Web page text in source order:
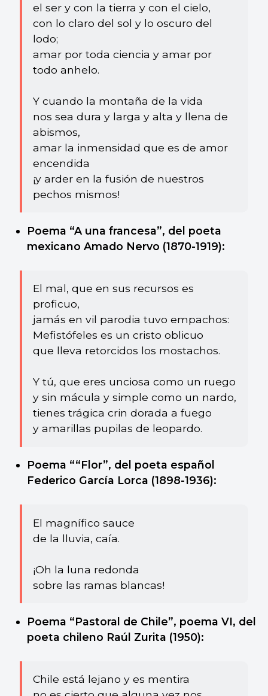
el ser y con la tierra y con el cielo,
con lo claro del sol y lo oscuro del
lodo;
amar por toda ciencia y amar por
todo anhelo.
Y cuando la montaña de la vida
nos sea dura y larga y alta y llena de
abismos,
amar la inmensidad que es de amor
encendida
¡y arder en la fusión de nuestros
pechos mismos!
Poema “A una francesa”, del poeta
mexicano Amado Nervo (1870-1919):
El mal, que en sus recursos es
proficuo,
jamás en vil parodia tuvo empachos:
Mefistófeles es un cristo oblicuo
que lleva retorcidos los mostachos.
Y tú, que eres unciosa como un ruego
y sin mácula y simple como un nardo,
tienes trágica crin dorada a fuego
y amarillas pupilas de leopardo.
Poema ““Flor”, del poeta español
Federico García Lorca (1898-1936):
El magnífico sauce
de la lluvia, caía.
¡Oh la luna redonda
sobre las ramas blancas!
Poema “Pastoral de Chile”, poema VI, del
poeta chileno Raúl Zurita (1950):
Chile está lejano y es mentira